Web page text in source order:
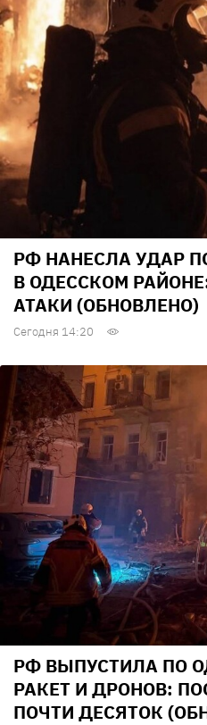
РФ НАНЕСЛА УДАР
В ОДЕССКОМ
АТАКИ (ОБНОВЛЕНО)
Сегодня 14:20
РФ ВЫПУСТИЛА ПО
РАКЕТ И ДРОНОВ:
ПОЧТИ ДЕСЯТОК